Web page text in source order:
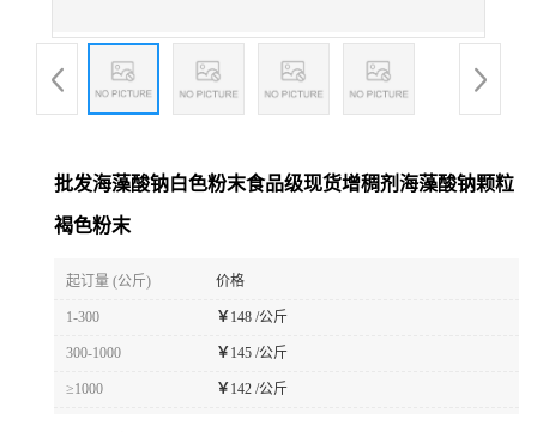
批发海藻酸钠白色粉末食品级现货增稠剂海藻酸钠颗粒
褐色粉末
起订量 (公斤) 价格
1-300 ￥ 148 /公斤
300-1000 ￥ 145 /公斤
≥1000 ￥ 142 /公斤